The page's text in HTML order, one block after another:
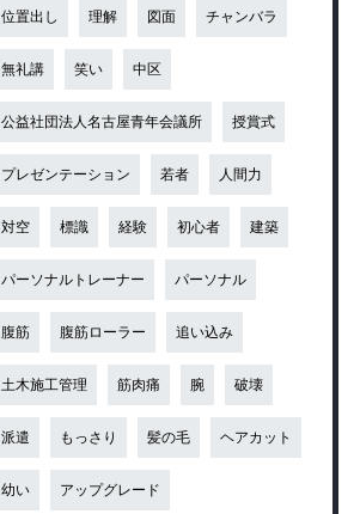
位置出し 理解 図面 チャンバラ
無礼講 笑い 中区
公益社団法人名古屋青年会議所 授賞式
プレゼンテーション 若者 人間力
対空 標識 経験 初心者 建築
パーソナルトレーナー パーソナル
腹筋 腹筋ローラー 追い込み
土木施工管理 筋肉痛 腕 破壊
派遣 もっさり 髪の毛 ヘアカット
幼い アップグレード